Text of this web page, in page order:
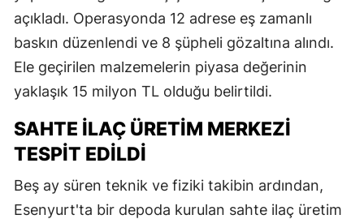
açıkladı. Operasyonda 12 adrese eş zamanlı
baskın düzenlendi ve 8 şüpheli gözaltına alındı.
Ele geçirilen malzemelerin piyasa değerinin
yaklaşık 15 milyon TL olduğu belirtildi.
SAHTE İLAÇ ÜRETIM MERKEZI
TESPIT EDILDI
Beş ay süren teknik ve fiziki takibin ardından,
Esenyurt'ta bir depoda kurulan sahte ilaç üretim